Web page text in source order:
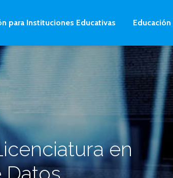
para Instituciones Educativas Educación
en
Datos